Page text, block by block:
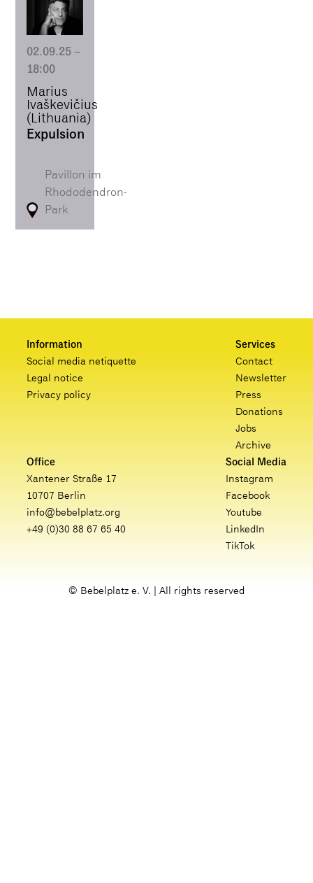
02.09.25 –
18:00
Marius
Ivaškevičius
(Lithuania)
Expulsion
Pavillon im
Rhododendron-
Park
Information
Social media netiquette
Legal notice
Privacy policy
Services
Contact
Newsletter
Press
Donations
Jobs
Archive
Office
Xantener Straße 17
10707 Berlin
info@bebelplatz.org
+49 (0)30 88 67 65 40
Social Media
Instagram
Facebook
Youtube
LinkedIn
TikTok
© Bebelplatz e. V. | All rights reserved